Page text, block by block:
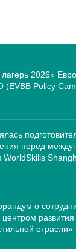
2026»
(EVBB Policy
перед
о
отрасли»